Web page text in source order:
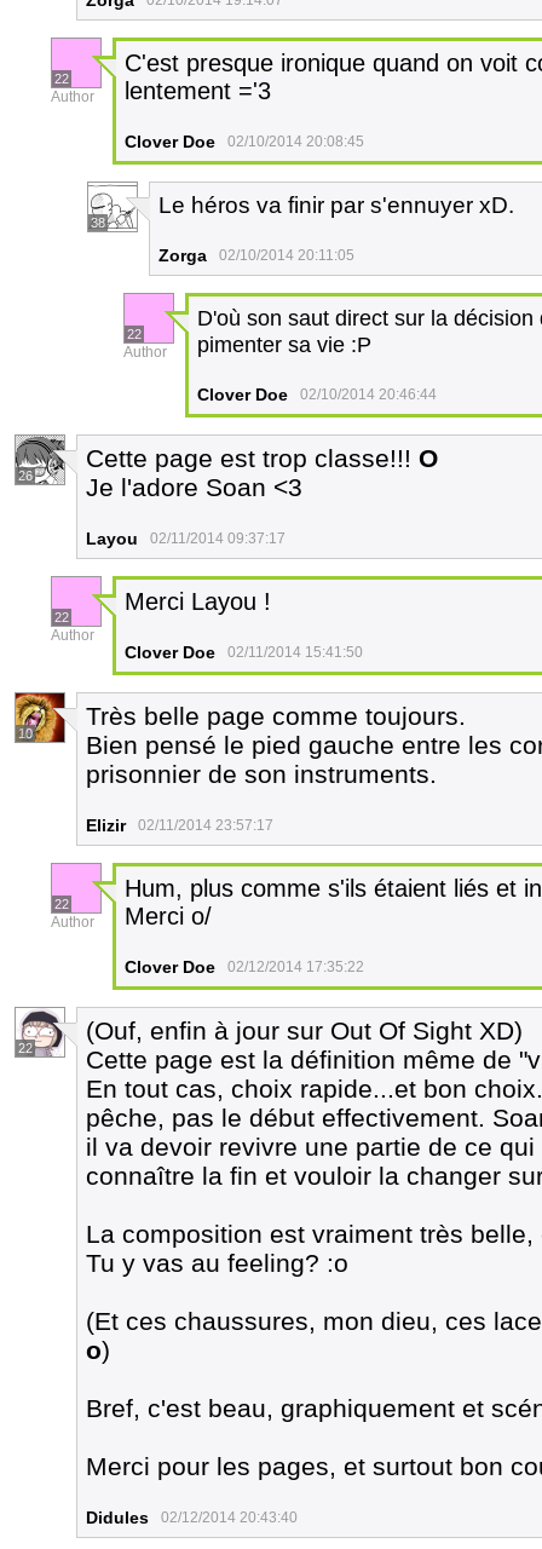
22
Author
C'est presque ironique quand on voit
lentement ='3
Clover Doe 02/10/2014 20:08:45
38
Le héros va finir par s'ennuyer xD.
Zorga 02/10/2014 20:11:05
22
Author
D'où son saut direct sur la
pimenter sa vie :P
Clover Doe 02/10/2014 20:46:44
26
Cette page est trop classe!!! O
Je l'adore Soan <3
Layou 02/11/2014 09:37:17
22
Author
Merci Layou !
Clover Doe 02/11/2014 15:41:50
10
Très belle page comme toujours.
Bien pensé le pied gauche entre les
prisonnier de son instruments.
Elizir 02/11/2014 23:57:17
22
Author
Hum, plus comme s'ils étaient liés et
Merci o/
Clover Doe 02/12/2014 17:35:22
22
(Ouf, enfin à jour sur Out Of Sight XD)
Cette page est la définition même de
En tout cas, choix rapide...et bon
pêche, pas le début effectivement.
il va devoir revivre une partie de ce
connaître la fin et vouloir la changer
La composition est vraiment très
Tu y vas au feeling? :o
(Et ces chaussures, mon dieu, ces
o)
Bref, c'est beau, graphiquement et
Merci pour les pages, et surtout bon
Didules 02/12/2014 20:43:40